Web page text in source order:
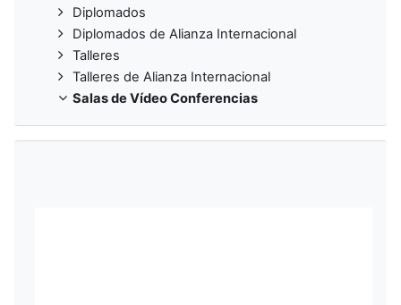
Diplomados
Diplomados de Alianza Internacional
Talleres
Talleres de Alianza Internacional
Salas de Vídeo Conferencias